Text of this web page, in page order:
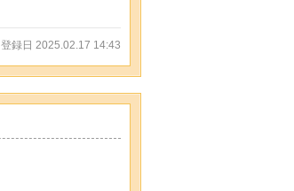
登録日 2025.02.17 14:43